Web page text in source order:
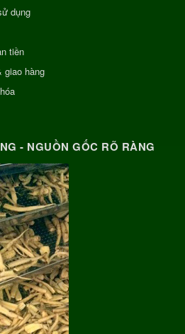
dụng
tiền
giao hàng
- NGUỒN GỐC RÕ RÀNG